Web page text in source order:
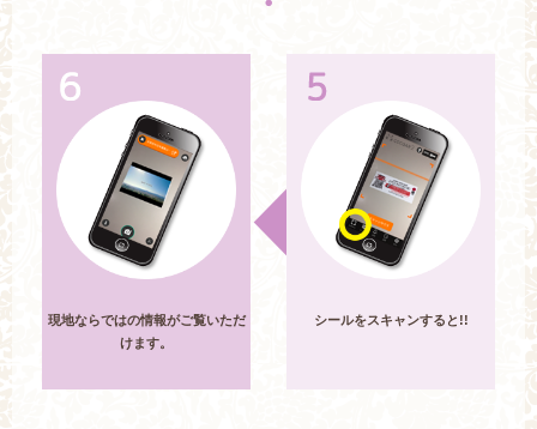
シールをスキャンすると!!
現地ならではの情報がご覧いただ
けます。